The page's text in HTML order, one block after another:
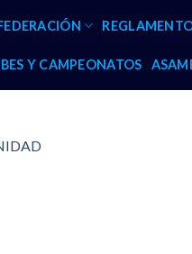
Y CAMPEONATOS